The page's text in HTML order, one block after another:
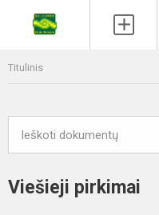
Titulinis
Viešieji pirkimai